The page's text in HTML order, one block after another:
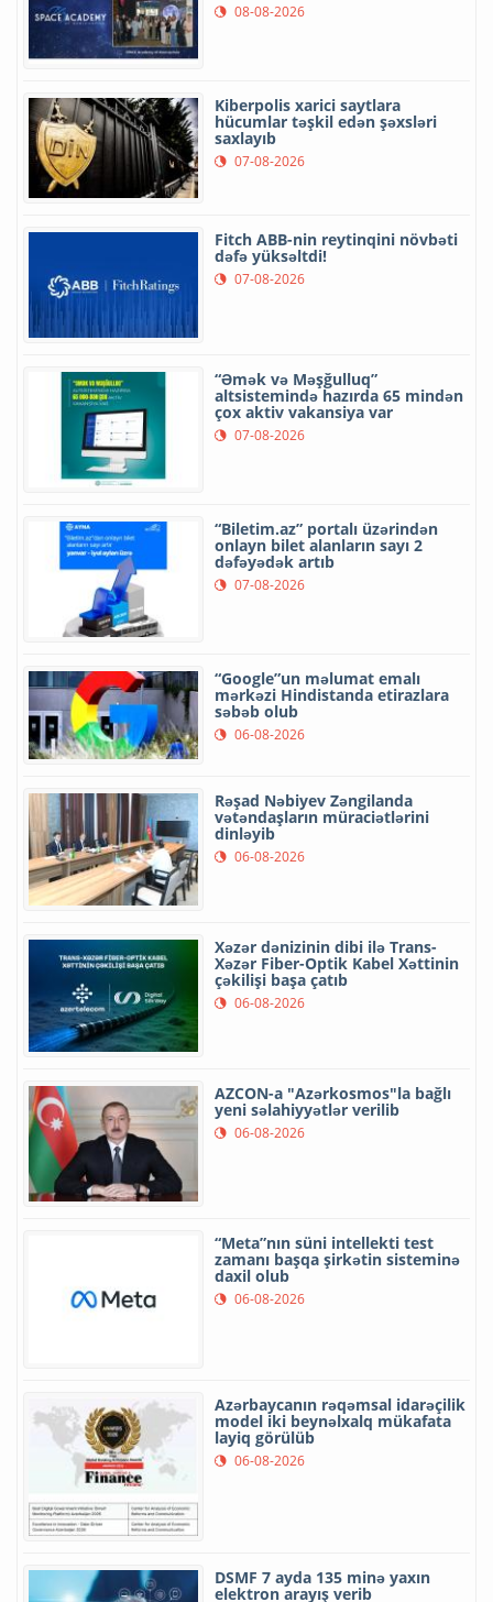
08-08-2026
Kiberpolis xarici saytlara
hücumlar təşkil edən şəxsləri
saxlayıb
07-08-2026
Fitch ABB-nin reytinqini növbəti
dəfə yüksəltdi!
07-08-2026
“Əmək və Məşğulluq”
altsistemində hazırda 65 mindən
çox aktiv vakansiya var
07-08-2026
“Biletim.az” portalı üzərindən
onlayn bilet alanların sayı 2
dəfəyədək artıb
07-08-2026
“Google”un məlumat emalı
mərkəzi Hindistanda etirazlara
səbəb olub
06-08-2026
Rəşad Nəbiyev Zəngilanda
vətəndaşların müraciətlərini
dinləyib
06-08-2026
Xəzər dənizinin dibi ilə Trans-
Xəzər Fiber-Optik Kabel Xəttinin
çəkilişi başa çatıb
06-08-2026
AZCON-a "Azərkosmos"la bağlı
yeni səlahiyyətlər verilib
06-08-2026
“Meta”nın süni intellekti test
zamanı başqa şirkətin sisteminə
daxil olub
06-08-2026
Azərbaycanın rəqəmsal idarəçilik
model iki beynəlxalq mükafata
layiq görülüb
06-08-2026
DSMF 7 ayda 135 minə yaxın
elektron arayış verib